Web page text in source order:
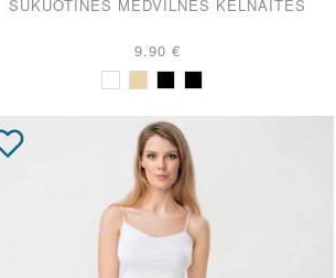
ŠUKUOTINĖS MEDVILNĖS KELNAITĖS
9.90 €